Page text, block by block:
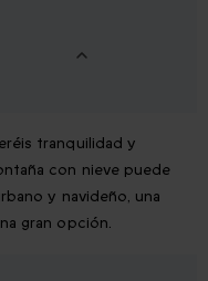
tranquilidad y
con nieve puede
y navideño, una
gran opción.